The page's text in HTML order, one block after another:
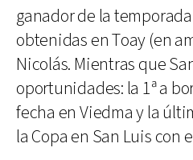
ganador de la
obtenidas en Toay (en
Nicolás. Mientras que
oportunidades: la 1ª a
fecha en Viedma y la
la Copa en San Luis con